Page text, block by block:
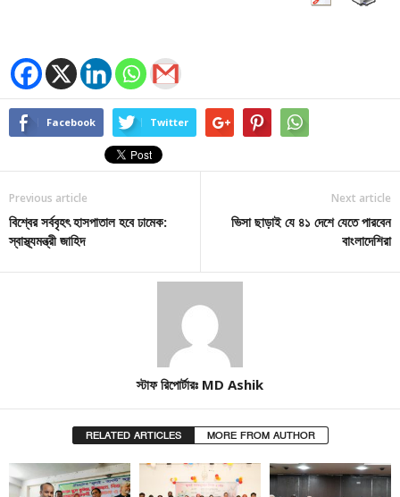
Facebook Twitter
Previous article
বিশ্বের সর্ববৃহৎ হাসপাতাল হবে ঢামেক:
স্বাস্থ্যমন্ত্রী জাহিদ
Next article
ভিসা ছাড়াই যে ৪১ দেশে যেতে পারবেন
বাংলাদেশিরা
স্টাফ রিপোর্টারঃ MD Ashik
RELATED ARTICLES MORE FROM AUTHOR